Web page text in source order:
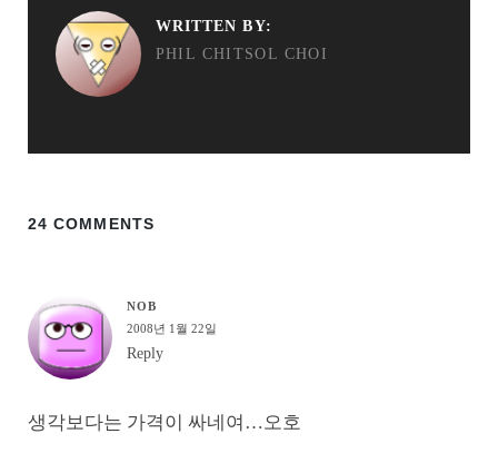
WRITTEN BY:
PHIL CHITSOL CHOI
24 COMMENTS
NOB
2008년 1월 22일
Reply
생각보다는 가격이 싸네여…오호